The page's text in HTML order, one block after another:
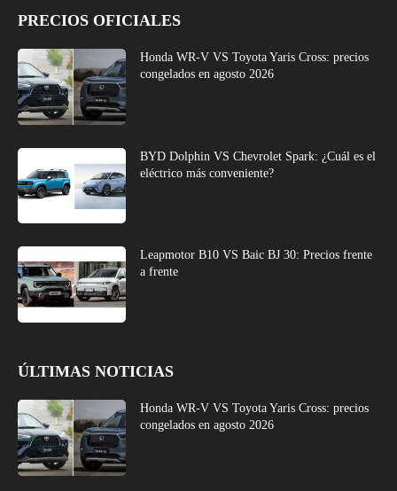
PRECIOS OFICIALES
Honda WR-V VS Toyota Yaris Cross: precios
congelados en agosto 2026
BYD Dolphin VS Chevrolet Spark: ¿Cuál es el
eléctrico más conveniente?
Leapmotor B10 VS Baic BJ 30: Precios frente
a frente
ÚLTIMAS NOTICIAS
Honda WR-V VS Toyota Yaris Cross: precios
congelados en agosto 2026